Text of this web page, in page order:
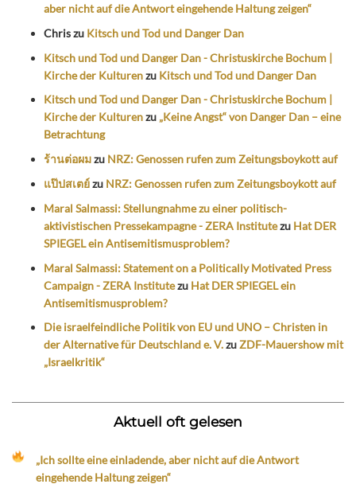
aber nicht auf die Antwort eingehende Haltung zeigen“
Chriszu Kitsch und Tod und Danger Dan
Kitsch und Tod und Danger Dan - Christuskirche Bochum |
Kirche der Kulturenzu Kitsch und Tod und Danger Dan
Kitsch und Tod und Danger Dan - Christuskirche Bochum |
Kirche der Kulturenzu „Keine Angst“ von Danger Dan – eine
Betrachtung
ร้านต่อผมzu NRZ: Genossen rufen zum Zeitungsboykott auf
แป๊ปสเตย์zu NRZ: Genossen rufen zum Zeitungsboykott auf
Maral Salmassi: Stellungnahme zu einer politisch-
aktivistischen Pressekampagne - ZERA Institutezu Hat DER
SPIEGEL ein Antisemitismusproblem?
Maral Salmassi: Statement on a Politically Motivated Press
Campaign - ZERA Institutezu Hat DER SPIEGEL ein
Antisemitismusproblem?
Die israelfeindliche Politik von EU und UNO – Christen in
der Alternative für Deutschland e. V.zuZDF-Mauershow mit
„Israelkritik“
Aktuell oft gelesen
„Ich sollte eine einladende, aber nicht auf die Antwort
eingehende Haltung zeigen“